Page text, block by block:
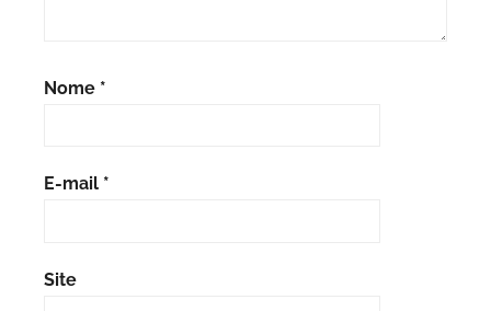
Nome *
E-mail *
Site